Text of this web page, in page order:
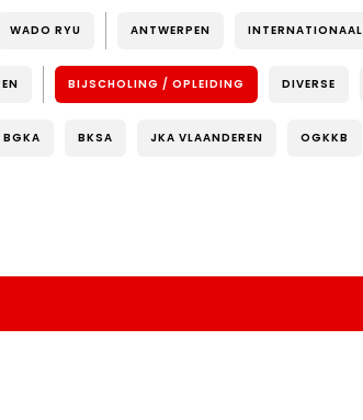
WADO RYU ANTWERPEN INTERNATIONAAL
BIJSCHOLING / OPLEIDING DIVERSE
BGKA BKSA JKA VLAANDEREN OGKKB